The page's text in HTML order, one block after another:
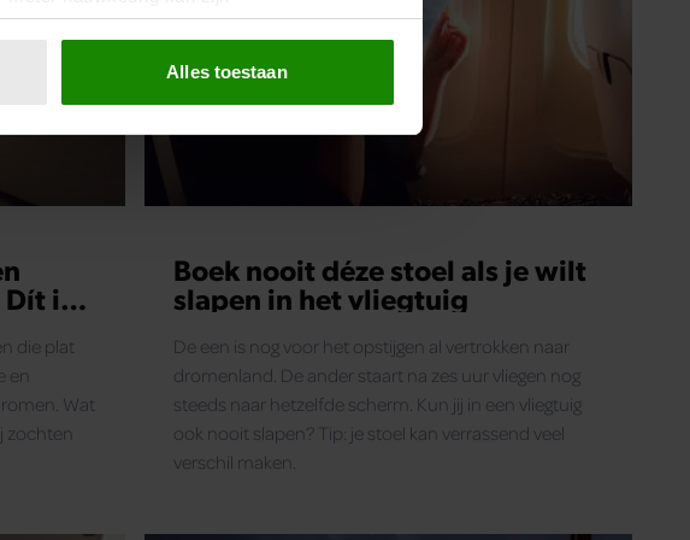
(fingerprinting)
voor social media te bieden en om ons
site met onze partners voor social
met andere informatie die u aan ze heeft
Alles toestaan
is
die plat
en
Wat
zochten
Boek nooit déze stoel als je wilt
slapen in het vliegtuig
De een is nog voor het opstijgen al vertrokken naar
dromenland. De ander staart na zes uur vliegen nog
steeds naar hetzelfde scherm. Kun jij in een vliegtuig
ook nooit slapen? Tip: je stoel kan verrassend veel
verschil maken.